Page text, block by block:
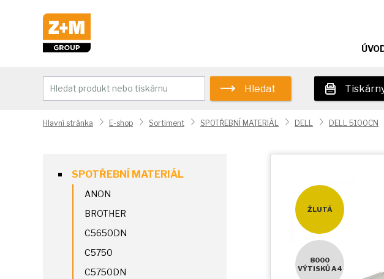
Hledat
Hlavní stránka E-shop Sortiment SPOTŘEBNÍ MATERIÁL DELL DELL 5100CN
ŽLUTÁ
8000
VÝTISKŮ A4
SPOTŘEBNÍ MATERIÁL
ANON
BROTHER
C5650DN
C5750
C5750DN